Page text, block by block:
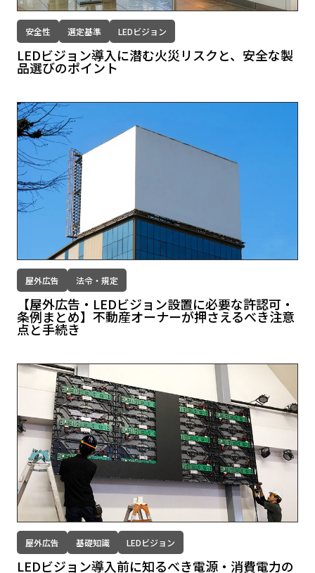
安全性 選定基準 LEDビジョン
LEDビジョン導入に潜む火災リスクと、安全な製
品選びのポイント
屋外広告 法令・規定
【屋外広告・LEDビジョン設置に必要な許認可・
条例まとめ】不動産オーナーが押さえるべき注意
点と手続き
屋外広告 基礎知識 LEDビジョン
LEDビジョン導入前に知るべき電源・消費電力の